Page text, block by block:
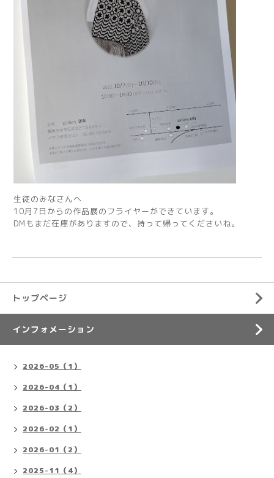
生徒のみなさんへ
10月7日からの作品展のフライヤーができています。
DMもまだ在庫がありますので、持って帰ってくださいね。
トップページ
インフォメーション
2026-05（1）
2026-04（1）
2026-03（2）
2026-02（1）
2026-01（2）
2025-11（4）